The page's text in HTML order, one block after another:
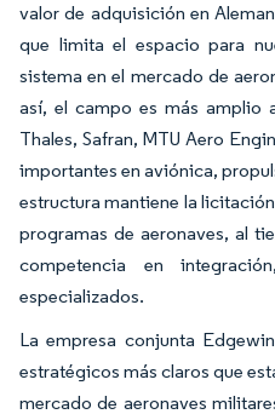
valor de adquisición en
que limita el espacio para
sistema en el mercado de
así, el campo es más amplio
Thales, Safran, MTU Aero
importantes en aviónica,
estructura mantiene la
programas de aeronaves, al
competencia en
especializados.
La empresa conjunta
estratégicos más claros que
mercado de aeronaves